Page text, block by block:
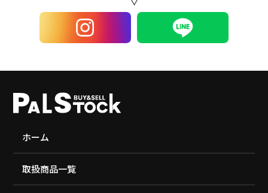
ホーム
取扱商品一覧